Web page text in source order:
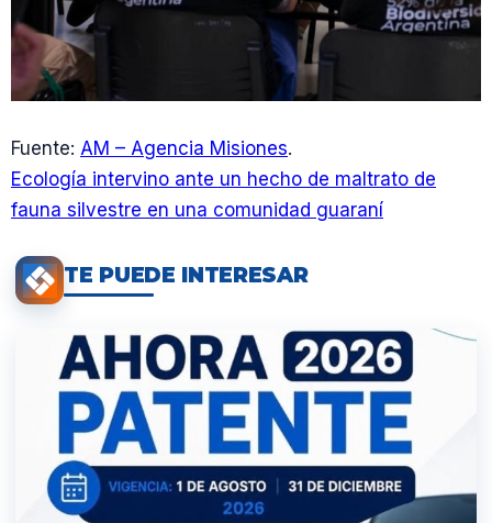
Fuente: AM – Agencia Misiones.
Ecología intervino ante un hecho de maltrato de
fauna silvestre en una comunidad guaraní
TE PUEDE INTERESAR